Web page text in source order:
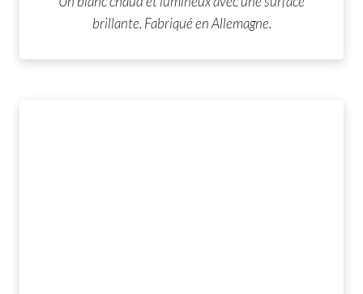
brillante. Fabriqué en Allemagne.